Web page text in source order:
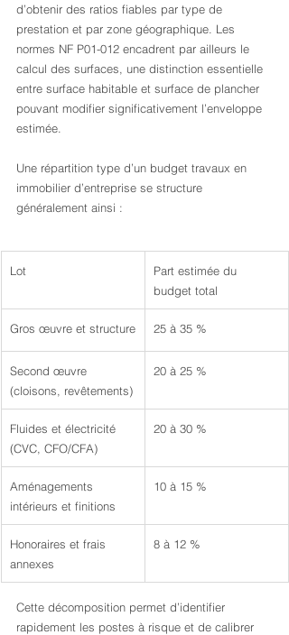
d’obtenir des ratios fiables par type de
prestation et par zone géographique. Les
normes NF P01-012 encadrent par ailleurs le
calcul des surfaces, une distinction essentielle
entre surface habitable et surface de plancher
pouvant modifier significativement l’enveloppe
estimée.
Une répartition type d’un budget travaux en
immobilier d’entreprise se structure
généralement ainsi :
Lot
Part estimée du
budget total
Gros œuvre et structure 25 à 35 %
Second œuvre
(cloisons, revêtements)
20 à 25 %
Fluides et électricité
(CVC, CFO/CFA)
20 à 30 %
Aménagements
intérieurs et finitions
10 à 15 %
Honoraires et frais
annexes
8 à 12 %
Cette décomposition permet d’identifier
rapidement les postes à risque et de calibrer